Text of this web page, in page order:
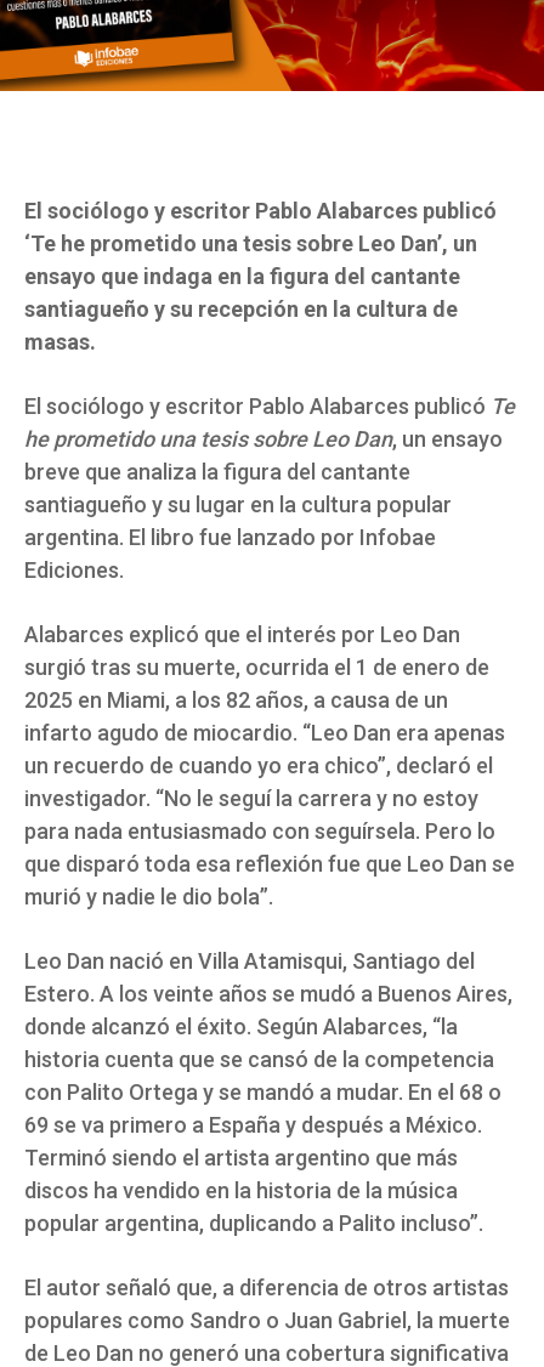
El sociólogo y escritor Pablo Alabarces publicó
‘Te he prometido una tesis sobre Leo Dan’, un
ensayo que indaga en la figura del cantante
santiagueño y su recepción en la cultura de
masas.
El sociólogo y escritor Pablo Alabarces publicó Te
he prometido una tesis sobre Leo Dan, un ensayo
breve que analiza la figura del cantante
santiagueño y su lugar en la cultura popular
argentina. El libro fue lanzado por Infobae
Ediciones.
Alabarces explicó que el interés por Leo Dan
surgió tras su muerte, ocurrida el 1 de enero de
2025 en Miami, a los 82 años, a causa de un
infarto agudo de miocardio. “Leo Dan era apenas
un recuerdo de cuando yo era chico”, declaró el
investigador. “No le seguí la carrera y no estoy
para nada entusiasmado con seguírsela. Pero lo
que disparó toda esa reflexión fue que Leo Dan se
murió y nadie le dio bola”.
Leo Dan nació en Villa Atamisqui, Santiago del
Estero. A los veinte años se mudó a Buenos Aires,
donde alcanzó el éxito. Según Alabarces, “la
historia cuenta que se cansó de la competencia
con Palito Ortega y se mandó a mudar. En el 68 o
69 se va primero a España y después a México.
Terminó siendo el artista argentino que más
discos ha vendido en la historia de la música
popular argentina, duplicando a Palito incluso”.
El autor señaló que, a diferencia de otros artistas
populares como Sandro o Juan Gabriel, la muerte
de Leo Dan no generó una cobertura significativa